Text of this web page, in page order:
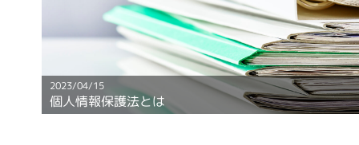
2023/04/15
個人情報保護法とは